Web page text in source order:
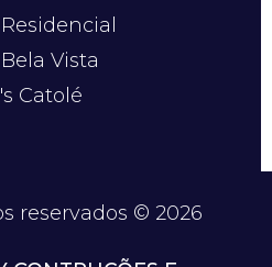
Vista
Catolé
reservados © 2026